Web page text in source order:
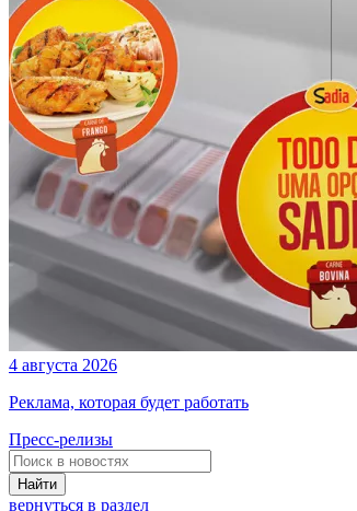
4 августа 2026
Реклама, которая будет работать
Пресс-релизы
Найти
вернуться в раздел